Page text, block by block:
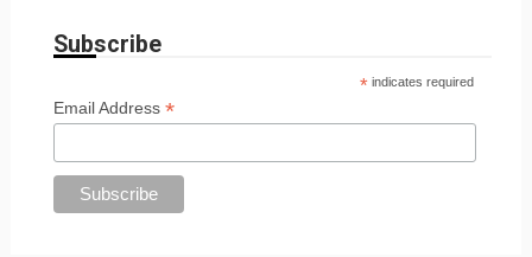
Subscribe
* indicates required
Email Address*